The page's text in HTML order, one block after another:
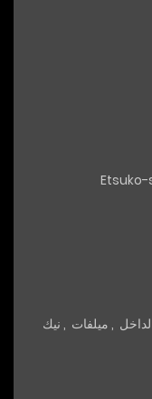
, ميلفات , نيك